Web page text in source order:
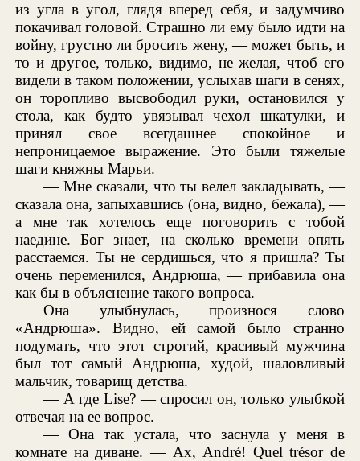
из угла в угол, глядя вперед себя, и задумчиво
покачивал головой. Страшно ли ему было идти на
войну, грустно ли бросить жену, — может быть, и
то и другое, только, видимо, не желая, чтоб его
видели в таком положении, услыхав шаги в сенях,
он торопливо высвободил руки, остановился у
стола, как будто увязывал чехол шкатулки, и
принял свое всегдашнее спокойное и
непроницаемое выражение. Это были тяжелые
шаги княжны Марьи.
— Мне сказали, что ты велел закладывать, —
сказала она, запыхавшись (она, видно, бежала), —
а мне так хотелось еще поговорить с тобой
наедине. Бог знает, на сколько времени опять
расстаемся. Ты не сердишься, что я пришла? Ты
очень переменился, Андрюша, — прибавила она
как бы в объяснение такого вопроса.
Она улыбнулась, произнося слово
«Андрюша». Видно, ей самой было странно
подумать, что этот строгий, красивый мужчина
был тот самый Андрюша, худой, шаловливый
мальчик, товарищ детства.
— А где Lise? — спросил он, только улыбкой
отвечая на ее вопрос.
— Она так устала, что заснула у меня в
комнате на диване. — Ах, André! Quel trésor de